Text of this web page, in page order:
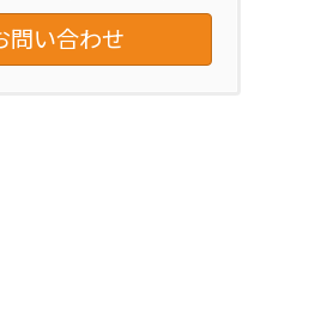
問い合わせ